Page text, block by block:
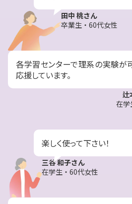
田中 桃さん
卒業生・60代女性
各学習センターで理系の実験が
応援しています。
辻
在学
楽しく使って下さい！
三谷 和子さん
在学生・60代女性